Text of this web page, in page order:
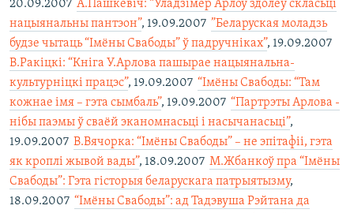
20.09.2007  А.Пашкевіч: “Уладзімер Арлоў здолеў скласьці
нацыянальны пантэон”, 19.09.2007  ”Беларуская моладзь
будзе чытаць “Імёны Свабоды” ў падручніках”, 19.09.2007 
В.Ракіцкі: “Кніга У.Арлова пашырае нацыянальна-
культурніцкі працэс”, 19.09.2007  “Імёны Свабоды: “Там
кожнае імя – гэта сымбаль”, 19.09.2007  “Партрэты Арлова -
нібы паэмы ў сваёй эканомнасьці і насычанасьці”,
19.09.2007  В.Вячорка: “Імёны Свабоды” – не эпітафіі, гэта
як кроплі жывой вады”, 18.09.2007  М.Жбанкоў пра “Імёны
Свабоды”: Гэта гісторыя беларускага патрыятызму,
18.09.2007  “Імёны Свабоды”: ад Тадэвуша Рэйтана да